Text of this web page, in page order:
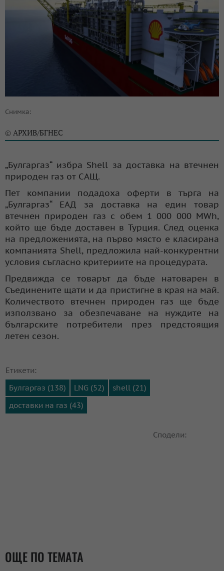
Снимка:
© АРХИВ/БГНЕС
„Булгаргаз“ избра Shell за доставка на втечнен
природен газ от САЩ.
Пет компании подадоха оферти в търга на
„Булгаргаз“ ЕАД за доставка на един товар
втечнен природен газ с обем 1 000 000 MWh,
който ще бъде доставен в Турция. След оценка
на предложенията, на първо място е класирана
компанията Shell, предложила най-конкурентни
условия съгласно критериите на процедурата.
Предвижда се товарът да бъде натоварен в
Съединените щати и да пристигне в края на май.
Количеството втечнен природен газ ще бъде
използвано за обезпечаване на нуждите на
българските потребители през предстоящия
летен сезон.
Етикети:
Булгаргаз (138)
LNG (52)
shell (21)
доставки на газ (43)
Сподели:
ОЩЕ ПО ТЕМАТА